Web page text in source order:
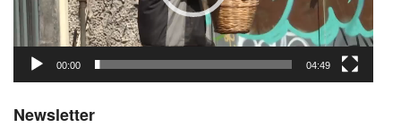
00:00 04:49
Newsletter